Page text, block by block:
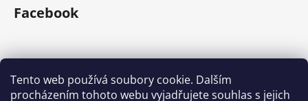
Tento web používá soubory cookie. Dalším
procházením tohoto webu vyjadřujete souhlas s jejich
Facebook